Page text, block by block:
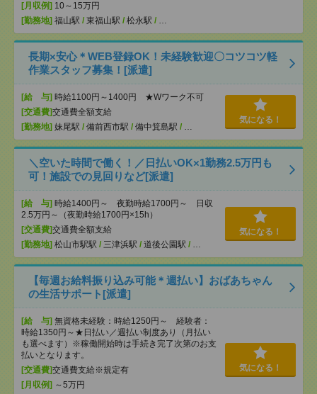
[月収例] 10～15万円
[勤務地] 福山駅 / 東福山駅 / 松永駅 / …
長期×安心＊WEB登録OK！未経験歓迎〇コツコツ軽
作業スタッフ募集！[派遣]
[給 与] 時給1100円～1400円 ★Wワーク不可
[交通費]交通費全額支給
[勤務地] 妹尾駅 / 備前西市駅 / 備中箕島駅 / …
気になる！
＼空いた時間で働く！／日払いOK×1勤務2.5万円も
可！施設での見回りなど[派遣]
[給 与] 時給1400円～ 夜勤時給1700円～ 日収
2.5万円～（夜勤時給1700円×15h）
[交通費]交通費全額支給
[勤務地] 松山市駅駅 / 三津浜駅 / 道後公園駅 / …
気になる！
【毎週お給料振り込み可能＊週払い】おばあちゃん
の生活サポート[派遣]
[給 与] 無資格未経験：時給1250円～ 経験者：
時給1350円～★日払い／週払い制度あり（月払い
も選べます）※稼働開始時は手続き完了次第のお支
払いとなります。
[交通費]交通費支給※規定有
[月収例] ～5万円
気になる！